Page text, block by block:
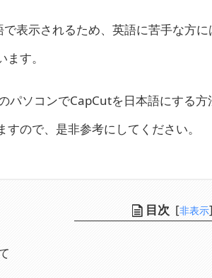
表示されるため、英語に苦手な方
す。
パソコンでCapCutを日本語にする
ので、是非参考にしてください。
目次 [非表示]